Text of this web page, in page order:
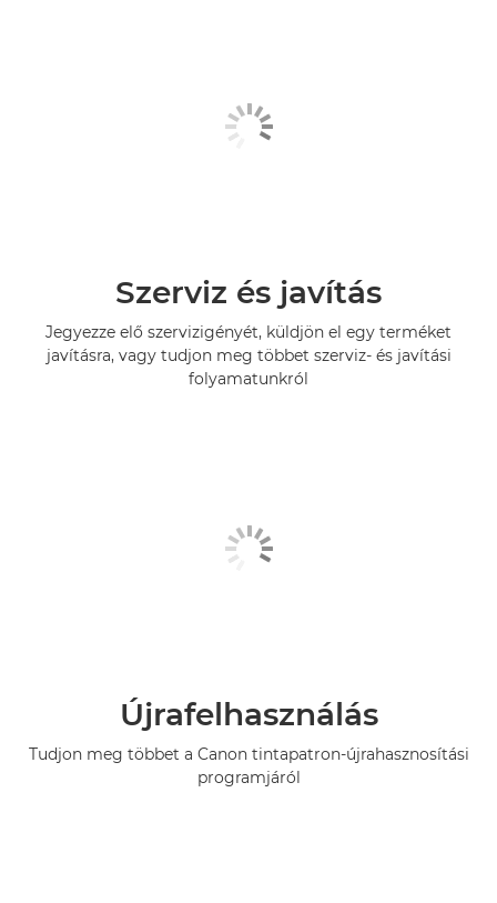
Szerviz és javítás
Jegyezze elő szervizigényét, küldjön el egy terméket
javításra, vagy tudjon meg többet szerviz- és javítási
folyamatunkról
Újrafelhasználás
Tudjon meg többet a Canon tintapatron-újrahasznosítási
programjáról